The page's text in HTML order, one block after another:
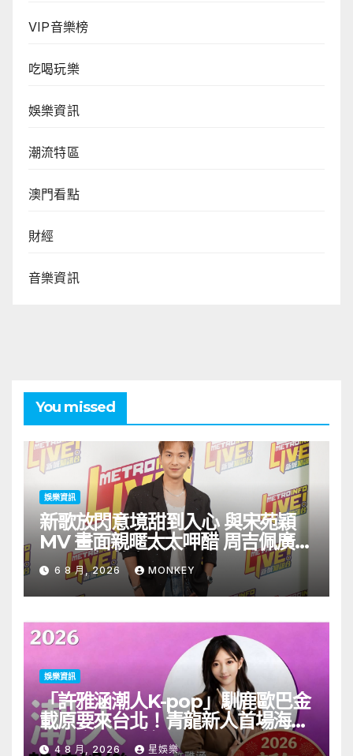
VIP音樂榜
吃喝玩樂
娛樂資訊
潮流特區
澳門看點
財經
音樂資訊
You missed
娛樂資訊
新歌放閃意境甜到入心 與宋苑穎
MV 畫面親暱太太呷醋 周吉佩廣州
一日三場熱血 Busking
6 8 月, 2026 MONKEY
娛樂資訊
「許雅涵潮人K-pop」馴鹿歐巴金
載原要來台北！青龍新人首場海外
見面會8/9開搶
4 8 月, 2026 星娛樂